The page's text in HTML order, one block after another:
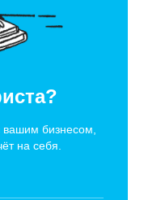
вашим бизнесом,
на себя.